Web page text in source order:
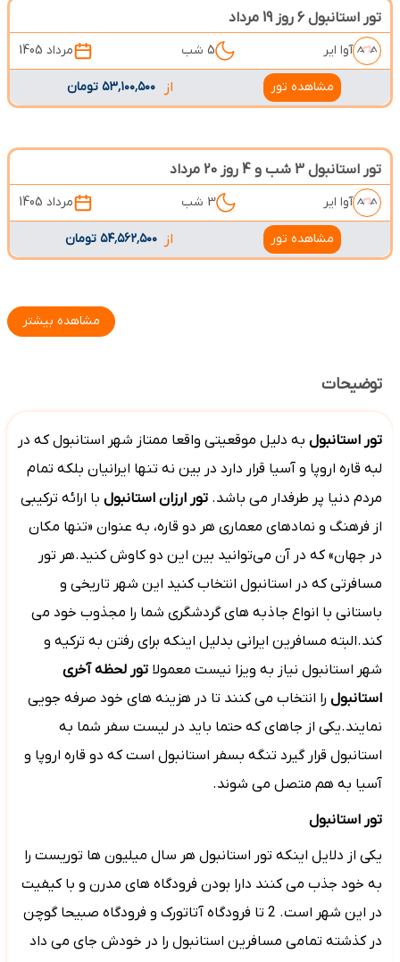
تور استانبول 6 روز 19 مرداد
آوا ایر 5 شب مرداد 1405
مشاهده تور از ۵۳٬۱۰۰٬۵۰۰ تومان
تور استانبول 3 شب و 4 روز 20 مرداد
آوا ایر 3 شب مرداد 1405
مشاهده تور از ۵۴٬۵۶۲٬۵۰۰ تومان
مشاهده بیشتر
توضیحات
توراستانبول به دلیل موقعیتی واقعا ممتاز شهر استانبول که در
لبه قاره اروپا و آسیا قرار دارد در بین نه تنها ایرانیان بلکه تمام
مردم دنیا پر طرفدار می باشد. تور ارزان استانبول با ارائه ترکیبی
از فرهنگ و نمادهای معماری هر دو قاره، به عنوان «تنها مکان
در جهان» که در آن می‌توانید بین این دو کاوش کنید.هر تور
مسافرتی که در استانبول انتخاب کنید این شهر تاریخی و
باستانی با انواع جاذبه های گردشگری شما را مجذوب خود می
کند.البته مسافرین ایرانی بدلیل اینکه برای رفتن به ترکیه و
شهر استانبول نیاز به ویزا نیست معمولاتور لحظه آخری
استانبول را انتخاب می کنند تا در هزینه های خود صرفه جویی
نمایند.یکی از جاهای که حتما باید در لیست سفر شما به
استانبول قرار گیرد تنگه بسفر استانبول است که دو قاره اروپا و
آسیا به هم متصل می شوند.
تور استانبول
یکی از دلایل اینکه تور استانبول هر سال میلیون ها توریست را
به خود جذب می کنند دارا بودن فرودگاه های مدرن و با کیفیت
در این شهر است. 2 تا فرودگاه آتاتورک و فرودگاه صبیحا گوچن
در کذشته تمامی مسافرین استانبول را در خودش جای می داد